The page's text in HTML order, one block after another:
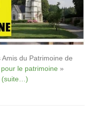
du Patrimoine de
le patrimoine »
(suite…)